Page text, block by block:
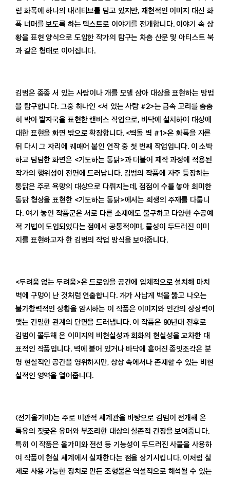
럼 화폭에 하나의 내러티브를 담고 있지만, 재현적인 이미지 대신 화
폭 너머를 보도록 하는 텍스트로 이야기를 전개합니다. 이야기 속 상
황을 표현 양식으로 도입한 작가의 탐구는 차츰 산문 및 아티스트 북
과 같은 형태로 이어집니다.
김범은 종종 서 있는 사람이나 개를 모델 삼아 대상을 표현하는 방법
을 탐구합니다. 그중 하나인 <서 있는 사람 #2>는 금속 고리를 촘촘
히 박아 발자국을 표현한 캔버스 작업으로, 바닥에 설치하여 대상에
대한 표현을 화면 밖으로 확장합니다. <벽돌 벽 #1>은 화폭을 자른
뒤 다시 그 자리에 꿰매어 붙인 연작 중 첫 번째 작업입니다. 이 소박
하고 담담한 화면은 <기도하는 통닭>과 더불어 제작 과정에 적용된
작가의 행위성이 전면에 드러납니다. 김범의 작품에 자주 등장하는
통닭은 주로 욕망의 대상으로 다뤄지는데, 점점이 수를 놓아 희미한
통닭 형상을 표현한 <기도하는 통닭>에서는 희생의 주제를 다룹니
다. 여기 놓인 작품군은 서로 다른 소재에도 불구하고 다양한 수공예
적 기법이 도입되었다는 점에서 공통적이며, 물성이 두드러진 이미
지를 표현하고자 한 김범의 작업 방식을 보여줍니다.
<두려움 없는 두려움>은 드로잉을 공간에 입체적으로 설치해 마치
벽에 구멍이 난 것처럼 연출합니다. 개가 사납게 벽을 뚫고 나오는
불가항력적인 상황을 암시하는 이 작품은 이미지와 인간의 상상력이
맺는 긴밀한 관계의 단면을 드러냅니다. 이 작품은 90년대 전후로
김범이 몰두해 온 이미지의 비현실성과 회화의 현실성을 교차한 대
표적인 작품입니다. 벽에 붙어 있거나 바닥에 흩어진 종잇조각은 분
명 현실적인 공간을 영위하지만, 상상 속에서나 존재할 수 있는 비현
실적인 영역을 열어줍니다.
〈전기올가미〉는 주로 비관적 세계관을 바탕으로 김범이 전개해 온
특유의 짓궂은 유머와 부조리한 대상의 실존적 긴장을 보여줍니다.
특히 이 작품은 올가미와 전선 등 기능성이 두드러진 사물을 사용하
여 작품이 현실 세계에서 실재한다는 점을 상기시킵니다. 이처럼 실
제로 사용 가능한 장치로 만든 조형물은 역설적으로 해석될 수 있는